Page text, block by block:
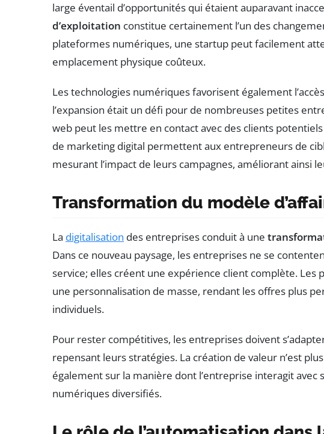
large éventail d’opportunités qui étaient auparavant
d’exploitation constitue certainement l’un des
plateformes numériques, une startup peut facilement
emplacement physique coûteux.
Les technologies numériques favorisent également
l’expansion était un défi pour de nombreuses petites
web peut les mettre en contact avec des clients
de marketing digital permettent aux entrepreneurs de
mesurant l’impact de leurs campagnes, améliorant ainsi
Transformation du modèle
La digitalisation des entreprises conduit à une
Dans ce nouveau paysage, les entreprises ne se
service; elles créent une expérience client complète.
une personnalisation de masse, rendant les offres plus
individuels.
Pour rester compétitives, les entreprises doivent
repensant leurs stratégies. La création de valeur n’est
également sur la manière dont l’entreprise interagit avec
numériques diversifiés.